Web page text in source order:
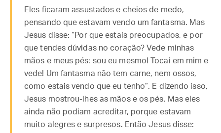
Eles ficaram assustados e cheios de medo,
pensando que estavam vendo um fantasma. Mas
Jesus disse: “Por que estais preocupados, e por
que tendes dúvidas no coração? Vede minhas
mãos e meus pés: sou eu mesmo! Tocai em mim e
vede! Um fantasma não tem carne, nem ossos,
como estais vendo que eu tenho”. E dizendo isso,
Jesus mostrou-lhes as mãos e os pés. Mas eles
ainda não podiam acreditar, porque estavam
muito alegres e surpresos. Então Jesus disse: